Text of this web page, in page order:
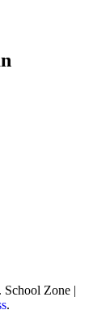
. School Zone |
.